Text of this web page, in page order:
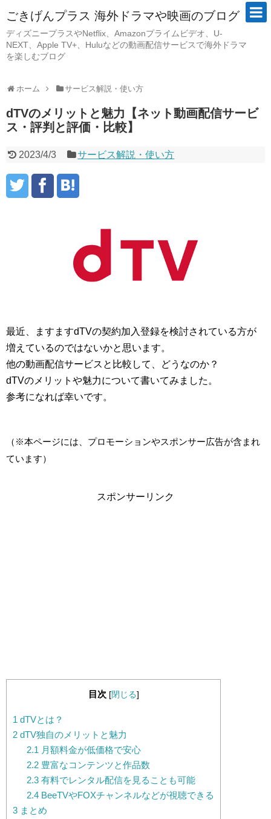
ごきげんプラス 海外ドラマや映画のブログ
ディズニープラスやNetflix、Amazonプライムビデオ、U-
NEXT、Apple TV+、Huluなどの動画配信サービスで海外ドラマ
を楽しむブログ
ホーム サービス解説・使い方
dTVのメリットと魅力【ネット動画配信サービ
ス・評判と評価・比較】
2023/4/3 サービス解説・使い方
最近、ますますdTVの契約加入登録を検討されている方が
増えているのではないかと思います。
他の動画配信サービスと比較して、どうなのか？
dTVのメリットや魅力について書いてみました。
参考になれば幸いです。
（※本ページには、プロモーションやスポンサー広告が含まれ
ています）
スポンサーリンク
目次 [閉じる]
1 dTVとは？
2 dTV独自のメリットと魅力
2.1 月額料金が低価格で安心
2.2豊富なコンテンツと作品数
2.3有料でレンタル配信を見ることも可能
2.4BeeTVやFOXチャンネルなどが視聴できる
3 まとめ